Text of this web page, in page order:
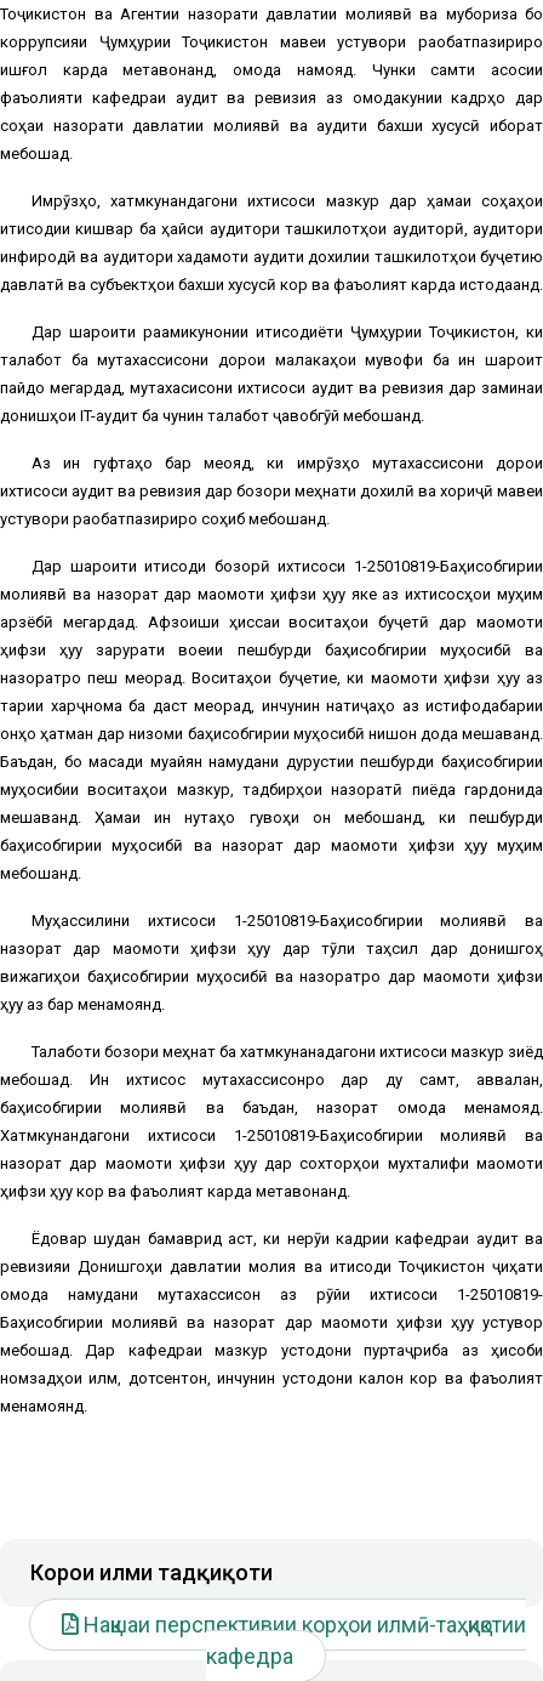
Тоҷикистон ва Агентии назорати давлатии молиявӣ ва мубориза бо
коррупсияи Ҷумҳурии Тоҷикистон мавқеи устувори рақобатпазириро
ишғол карда метавонанд, омода намояд. Чунки самти асосии
фаъолияти кафедраи аудит ва ревизия аз омодакунии кадрҳо дар
соҳаи назорати давлатии молиявӣ ва аудити бахши хусусӣ иборат
мебошад.
Имрӯзҳо, хатмкунандагони ихтисоси мазкур дар ҳамаи соҳаҳои
иқтисодии кишвар ба ҳайси аудитори ташкилотҳои аудиторӣ, аудитори
инфиродӣ ва аудитори хадамоти аудити дохилии ташкилотҳои буҷетию
давлатӣ ва субъектҳои бахши хусусӣ кор ва фаъолият карда истодаанд.
Дар шароити рақамикунонии иқтисодиёти Ҷумҳурии Тоҷикистон, ки
талабот ба мутахассисони дорои малакаҳои мувофиқ ба ин шароит
пайдо мегардад, мутахасисони ихтисоси аудит ва ревизия дар заминаи
донишҳои IT-аудит ба чунин талабот ҷавобгӯй мебошанд.
Аз ин гуфтаҳо бар меояд, ки имрӯзҳо мутахассисони дорои
ихтисоси аудит ва ревизия дар бозори меҳнати дохилӣ ва хориҷӣ мавқеи
устувори рақобатпазириро соҳиб мебошанд.
Дар шароити иқтисоди бозорӣ ихтисоси 1-25010819-Баҳисобгирии
молиявӣ ва назорат дар мақомоти ҳифзи ҳуқуқ яке аз ихтисосҳои муҳим
арзёбӣ мегардад. Афзоиши ҳиссаи воситаҳои буҷетӣ дар мақомоти
ҳифзи ҳуқуқ зарурати воқеии пешбурди баҳисобгирии муҳосибӣ ва
назоратро пеш меорад. Воситаҳои буҷетие, ки мақомоти ҳифзи ҳуқуқ аз
тариқи харҷнома ба даст меорад, инчунин натиҷаҳо аз истифодабарии
онҳо ҳатман дар низоми баҳисобгирии муҳосибӣ нишон дода мешаванд.
Баъдан, бо мақсади муайян намудани дурустии пешбурди баҳисобгирии
муҳосибии воситаҳои мазкур, тадбирҳои назоратӣ пиёда гардонида
мешаванд. Ҳамаи ин нуқтаҳо гувоҳи он мебошанд, ки пешбурди
баҳисобгирии муҳосибӣ ва назорат дар мақомоти ҳифзи ҳуқуқ муҳим
мебошанд.
Муҳассилини ихтисоси 1-25010819-Баҳисобгирии молиявӣ ва
назорат дар мақомоти ҳифзи ҳуқуқ дар тӯли таҳсил дар донишгоҳ
вижагиҳои баҳисобгирии муҳосибӣ ва назоратро дар мақомоти ҳифзи
ҳуқуқ аз бар менамоянд.
Талаботи бозори меҳнат ба хатмкунанадагони ихтисоси мазкур зиёд
мебошад. Ин ихтисос мутахассисонро дар ду самт, аввалан,
баҳисобгирии молиявӣ ва баъдан, назорат омода менамояд.
Хатмкунандагони ихтисоси 1-25010819-Баҳисобгирии молиявӣ ва
назорат дар мақомоти ҳифзи ҳуқуқ дар сохторҳои мухталифи мақомоти
ҳифзи ҳуқуқ кор ва фаъолият карда метавонанд.
Ёдовар шудан бамаврид аст, ки нерӯи кадрии кафедраи аудит ва
ревизияи Донишгоҳи давлатии молия ва иқтисоди Тоҷикистон ҷиҳати
омода намудани мутахассисон аз рӯйи ихтисоси 1-25010819-
Баҳисобгирии молиявӣ ва назорат дар мақомоти ҳифзи ҳуқуқ устувор
мебошад. Дар кафедраи мазкур устодони пуртаҷриба аз ҳисоби
номзадҳои илм, дотсентон, инчунин устодони калон кор ва фаъолият
менамоянд.
Корҳои илми тадқиқоти
Нақшаи перспективии корҳои илмӣ-таҳқиқотии
кафедра